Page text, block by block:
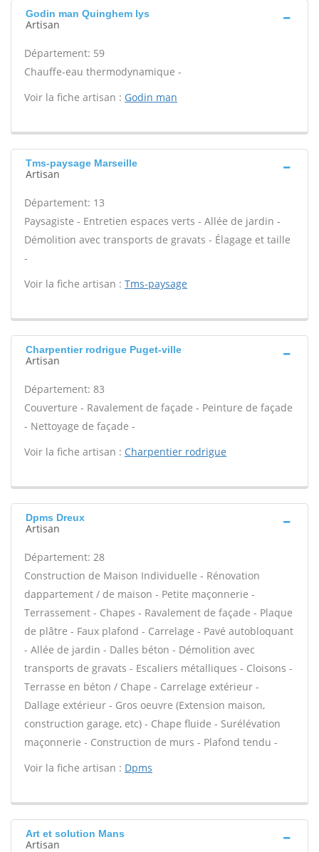
Godin man Quinghem lys
Artisan
Département: 59
Chauffe-eau thermodynamique -
Voir la fiche artisan : Godin man
Tms-paysage Marseille
Artisan
Département: 13
Paysagiste - Entretien espaces verts - Allée de jardin -
Démolition avec transports de gravats - Élagage et taille
-
Voir la fiche artisan : Tms-paysage
Charpentier rodrigue Puget-ville
Artisan
Département: 83
Couverture - Ravalement de façade - Peinture de façade
- Nettoyage de façade -
Voir la fiche artisan : Charpentier rodrigue
Dpms Dreux
Artisan
Département: 28
Construction de Maison Individuelle - Rénovation
dappartement / de maison - Petite maçonnerie -
Terrassement - Chapes - Ravalement de façade - Plaque
de plâtre - Faux plafond - Carrelage - Pavé autobloquant
- Allée de jardin - Dalles béton - Démolition avec
transports de gravats - Escaliers métalliques - Cloisons -
Terrasse en béton / Chape - Carrelage extérieur -
Dallage extérieur - Gros oeuvre (Extension maison,
construction garage, etc) - Chape fluide - Surélévation
maçonnerie - Construction de murs - Plafond tendu -
Voir la fiche artisan : Dpms
Art et solution Mans
Artisan